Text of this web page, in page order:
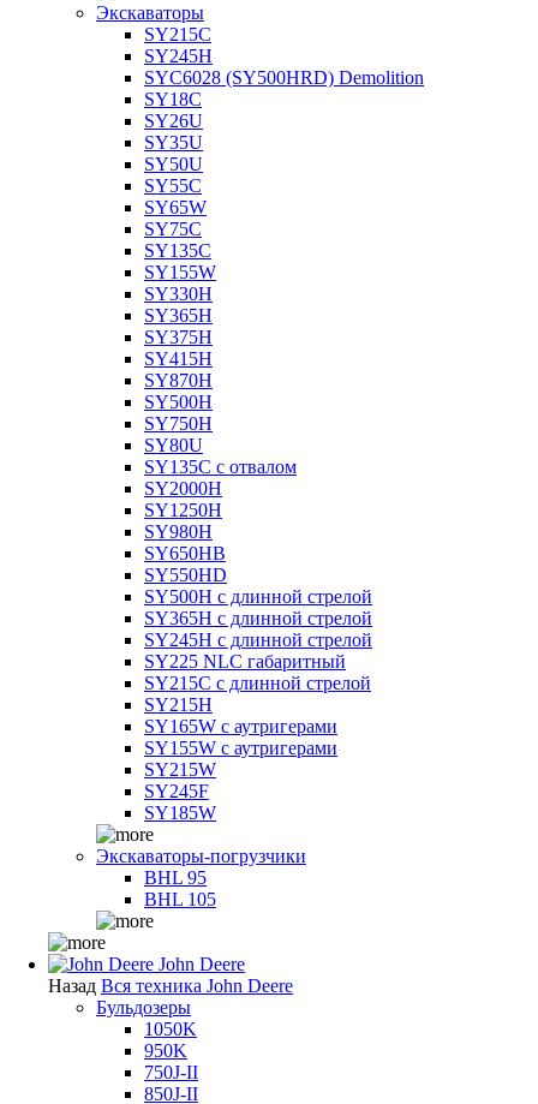
Экскаваторы
SY215C
SY245H
SYC6028 (SY500HRD) Demolition
SY18C
SY26U
SY35U
SY50U
SY55C
SY65W
SY75C
SY135C
SY155W
SY330H
SY365H
SY375H
SY415H
SY870H
SY500H
SY750H
SY80U
SY135C с отвалом
SY2000H
SY1250H
SY980H
SY650HB
SY550HD
SY500H с длинной стрелой
SY365H с длинной стрелой
SY245H с длинной стрелой
SY225 NLC габаритный
SY215C с длинной стрелой
SY215H
SY165W с аутригерами
SY155W с аутригерами
SY215W
SY245F
SY185W
Экскаваторы-погрузчики
BHL 95
BHL 105
John Deere
Назад Вся техника John Deere
Бульдозеры
1050K
950K
750J-II
850J-II